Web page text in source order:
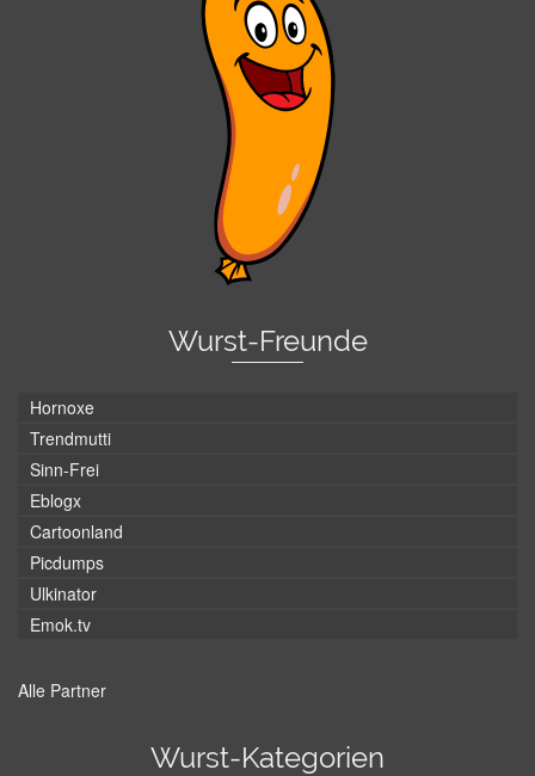
Wurst-Freunde
Hornoxe
Trendmutti
Sinn-Frei
Eblogx
Cartoonland
Picdumps
Ulkinator
Emok.tv
Alle Partner
Wurst-Kategorien